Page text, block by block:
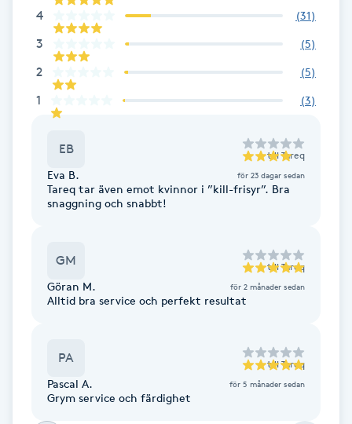
Extensions borttagning
Eyeliner-tatuering
Faceliftmassage
Fettreducering
Fibromassage
Fotmassage
4 (31)
3 (5)
2 (5)
1 (3)
EB till Tareq
Eva B. för 23 dagar sedan
Tareq tar även emot kvinnor i ”kill-frisyr”. Bra
snaggning och snabbt!
GM till Tareq
Göran M. för 2 månader sedan
Alltid bra service och perfekt resultat
PA till Tareq
Pascal A. för 5 månader sedan
Grym service och färdighet